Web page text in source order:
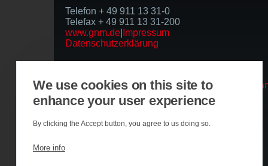
Telefon + 49 911 13 31-0
Telefax + 49 911 13 31-200
www.gnm.de Impressum
Datenschutzerklärung
Basierend auf der Infrastruktur
We use cookies on this site to
enhance your user experience
By clicking the Accept button, you agree to us doing so.
More info